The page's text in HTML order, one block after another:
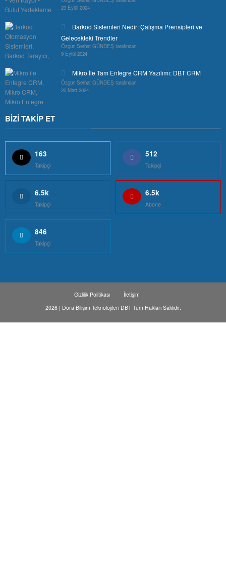
23 Eylül 2024
Barkod Sistemleri Nedir: Çalışma Prensipleri ve
Gelecekteki Trendler
Özgün Serhat GÜNDEŞ tarafından
9 Eylül 2024
Mikro İle Tam Entegre CRM Yazılımı: DBT CRM
Özgün Serhat GÜNDEŞ tarafından
20 Mart 2024
BİZİ TAKİP ET
163
Takipçi
512
Takipçi
6.5k
Takipçi
6.5k
Abone
846
Takipçi
Gizlilik Politikası
İletişim
2026 | Dora Bilişim Teknolojileri DBT Tüm Hakları Saklıdır.